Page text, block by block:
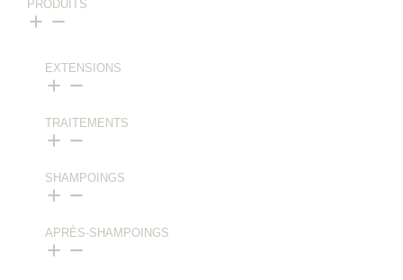
PRODUITS
EXTENSIONS
TRAITEMENTS
SHAMPOINGS
APRÈS-SHAMPOINGS